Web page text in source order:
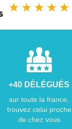
★ ★ ★ ★ ★
+40 DÉLÉGUÉS
sur toute la france,
trouvez celui proche
de chez vous